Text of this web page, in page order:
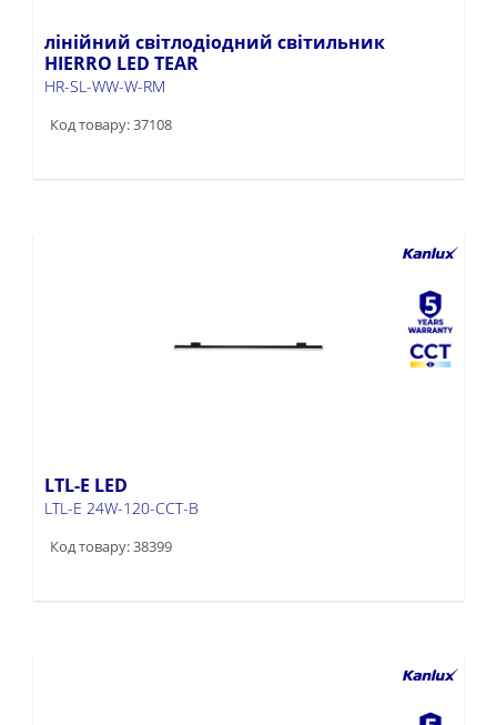
лінійний світлодіодний світильник
HIERRO LED TEAR
HR-SL-WW-W-RM
Код товару: 37108
LTL-E LED
LTL-E 24W-120-CCT-B
Код товару: 38399